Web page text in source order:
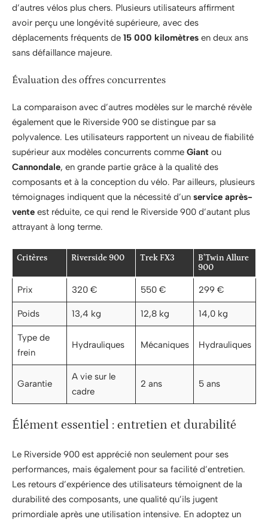
d’autres vélos plus chers. Plusieurs utilisateurs affirment
avoir perçu une longévité supérieure, avec des
déplacements fréquents de 15 000 kilomètres en deux ans
sans défaillance majeure.
Évaluation des offres concurrentes
La comparaison avec d’autres modèles sur le marché révèle
également que le Riverside 900 se distingue par sa
polyvalence. Les utilisateurs rapportent un niveau de fiabilité
supérieur aux modèles concurrents comme Giant ou
Cannondale, en grande partie grâce à la qualité des
composants et à la conception du vélo. Par ailleurs, plusieurs
témoignages indiquent que la nécessité d’un service après-
vente est réduite, ce qui rend le Riverside 900 d’autant plus
attrayant à long terme.
Critères Riverside 900 Trek FX3
B’Twin Allure
900
Prix 320 € 550 € 299 €
Poids 13,4 kg 12,8 kg 14,0 kg
Type de
frein
Hydrauliques Mécaniques Hydrauliques
Garantie
A vie sur le
cadre
2 ans 5 ans
Élément essentiel : entretien et durabilité
Le Riverside 900 est apprécié non seulement pour ses
performances, mais également pour sa facilité d’entretien.
Les retours d’expérience des utilisateurs témoignent de la
durabilité des composants, une qualité qu’ils jugent
primordiale après une utilisation intensive. En adoptez un